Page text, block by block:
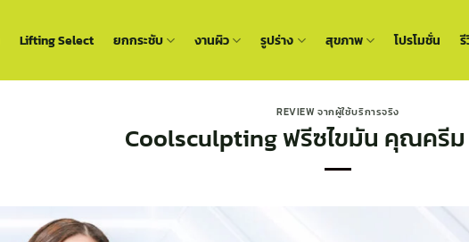
Lifting Select ยกกระชับ งานผิว รูปร่าง สุขภาพ โปรโมชั่น
REVIEW จากผู้ใช้บริการจริง
Coolsculpting ฟรีซไขมัน คุณครีม